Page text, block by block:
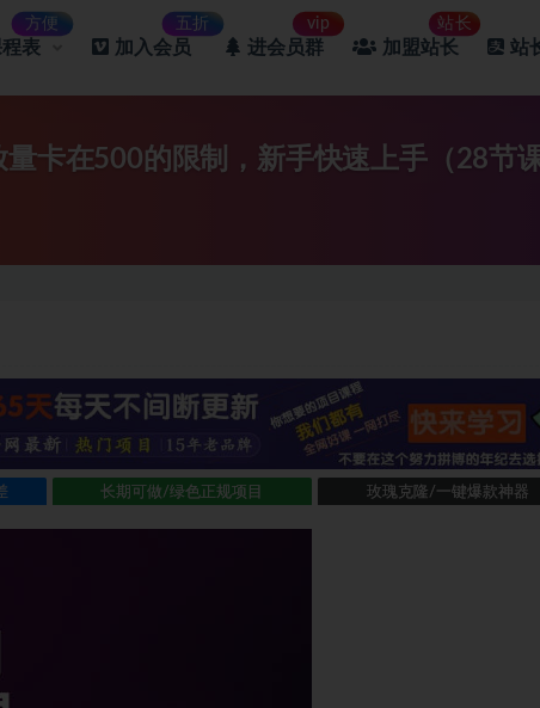
表
方便
加入会员
五折
进会员群
vip
加盟站长
站长
站
卡在500的限制，新手快速上手（28节
长期可做/绿色正规项目 玫瑰克隆/一键爆款神器